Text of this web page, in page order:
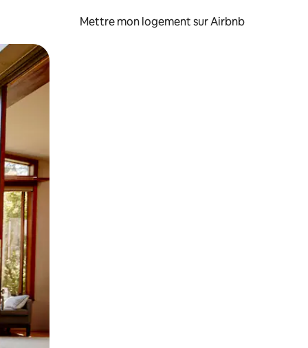
Mettre mon logement sur Airbnb
glisser.